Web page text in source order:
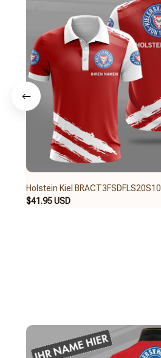
Holstein Kiel BRACT3FSDFLS20S10
$41.95 USD